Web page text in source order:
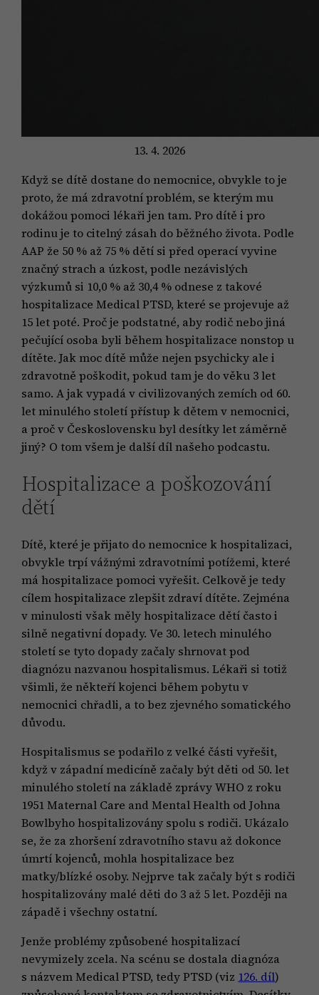
13. 4. 2026
Když se dítě dostane do nemocnice, obvykle to je
proto, že má zdravotní problém, se kterým mu
dokážou pomoci lékaři jen tam. Pro dítě i pro
rodinu je to citelný zásah do běžného života. Podle
AAP že 50 % až 75 % dětí si před operací vyvine
značný strach a úzkost, podle nezávislých
výzkumů si 10,0 % až 30,4 % odnese z takové
hospitalizace Medical PTSD, které se projevuje až
15 let poté. Proč je podstatné, aby rodič nebo jiná
pečující osoba byli během hospitalizace nonstop u
dítěte. Jak moc dítě může nejen psychicky ale i
zdravotně poškodit, pokud tam je do věku 3 let
samo. A jak vypadá v civilizovaných zemích od 60.
let minulého století přístup k dětem v nemocnici,
a proč v Československu byl desítky let záměrně
jiný? O tom všem je další díl našeho podcastu.
Hospitalizace a poškozování
dětí
Dítě, které je přijato do nemocnice k hospitalizaci,
obvykle trpí vážnými zdravotními potížemi, které
má hospitalizace pomoci vyřešit. Celkově je tedy
cílem hospitalizace zlepšit zdraví dítěte. Zejména
v minulosti však měly hospitalizace dětí často i
silně negativní dopady. Ve 30. letech minulého
století se tyto dopady začaly shrnovat pod
diagnózu nazvanou hospitalismus. Lékaři si totiž
všimli, že někteří kojenci během pobytu v
nemocnici chřadli, a to bez zjevného somatického
důvodu.
Hospitalismus se podařilo z velké části vyřešit,
když v západní medicíně začaly být děti od 50. let
minulého století na základě zprávy WHO z roku
1951 Maternal Care and Mental Health od Johna
Bowlbyho hospitalizovány spolu s rodiči. Ukázalo
se, že za zhoršení zdravotního stavu až dokonce
úmrtí kojenců, mohla hospitalizace bez
matky/blízké osoby. Nejprve tak začaly být s rodiči
hospitalizovány malé děti do 3 až 5 let. Později na
západě i všechny ostatní.
Jenže problémy způsobené hospitalizací
nevymizely zcela. Na scénu se dostala diagnóza
s názvem Medical PTSD, tedy PTSD (viz 126. díl)